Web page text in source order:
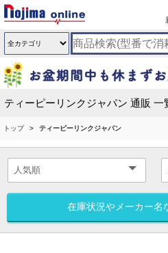
ティーピーリンクジャパン 通販 一
トップ ティーピーリンクジャパン
在庫状況やメーカー名